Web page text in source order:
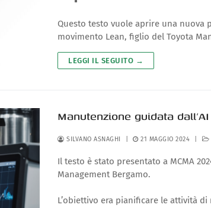
Questo testo vuole aprire una
movimento Lean, figlio del Toyota
LEGGI IL SEGUITO →
Manutenzione guidata dall’AI
SILVANO ASNAGHI 21 MAGGIO 2024
Il testo è stato presentato a MCMA
Management Bergamo.
L’obiettivo era pianificare le attività